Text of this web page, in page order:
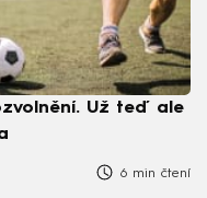
Už teď ale
6 min čtení